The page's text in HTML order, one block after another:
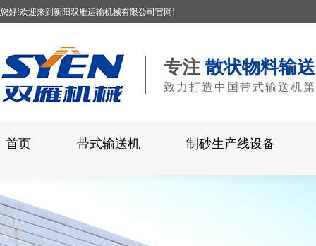
您好!欢迎来到衡阳双雁运输机械有限公司官网!
专注 散状物料输
致力打造中国带式输送机
首页 带式输送机 制砂生产线设备